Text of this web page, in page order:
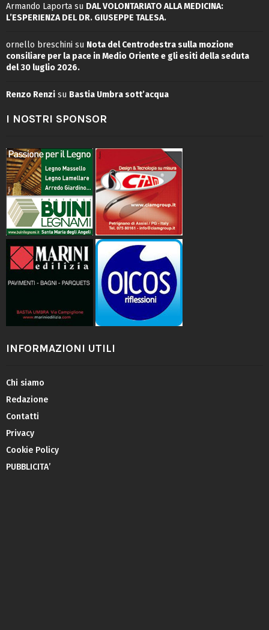
Armando Laporta su DAL VOLONTARIATO ALLA MEDICINA:
L’ESPERIENZA DEL DR. GIUSEPPE TALESA.
ornello breschini su Nota del Centrodestra sulla mozione
consiliare per la pace in Medio Oriente e gli esiti della seduta
del 30 luglio 2026.
Renzo Renzi su Bastia Umbra sott’acqua
I NOSTRI SPONSOR
INFORMAZIONI UTILI
Chi siamo
Redazione
Contatti
Privacy
Cookie Policy
PUBBLICITA’